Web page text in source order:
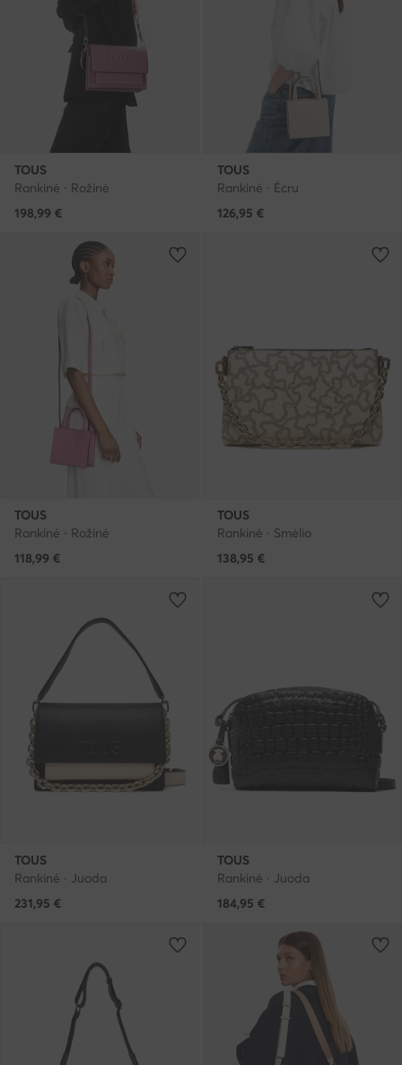
TOUS
Rankinė · Rožinė
198,99 €
TOUS
Rankinė · Écru
126,95 €
TOUS
Rankinė · Rožinė
118,99 €
TOUS
Rankinė · Smėlio
138,95 €
TOUS
Rankinė · Juoda
231,95 €
TOUS
Rankinė · Juoda
184,95 €